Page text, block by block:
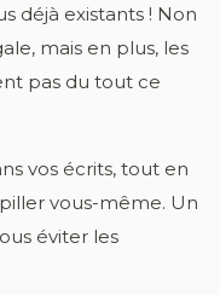
déjà existants ! Non
mais en plus, les
pas du tout ce
vos écrits, tout en
vous-même. Un
éviter les